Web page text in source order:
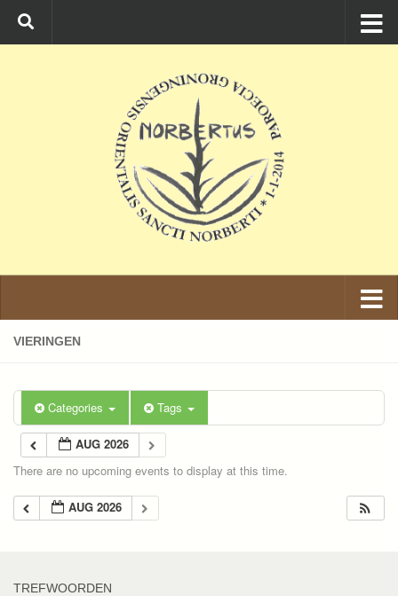
Ga naar de inhoud
VIERINGEN
Categories Tags
AUG 2026
There are no upcoming events to display at this time.
AUG 2026
TREFWOORDEN